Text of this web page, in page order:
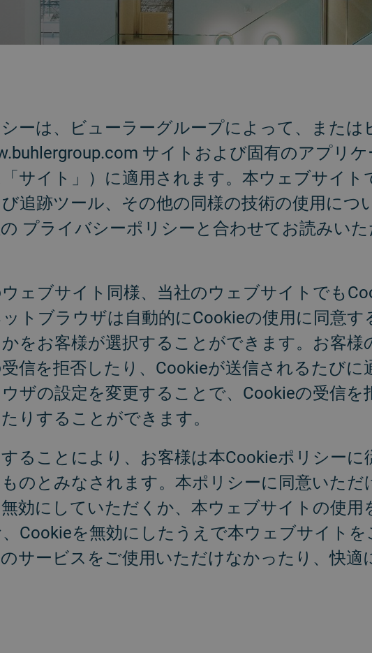
ーは、ビューラーグループによって、または
サイトおよび固有のアプリケ
サイト」）に適用されます。本ウェブサイト
追跡ツール、その他の同様の技術の使用につ
プライバシーポリシーと合わせてお読みい
ェブサイト同様、当社のウェブサイトでも
トブラウザは自動的にCookieの使用に同意す
をお客様が選択することができます。お客様
信を拒否したり、Cookieが送信されるたびに
ザの設定を変更することで、Cookieの受信を
りすることができます。
ることにより、お客様は本Cookieポリシーに
のとみなされます。本ポリシーに同意いただ
効にしていただくか、本ウェブサイトの使用
Cookieを無効にしたうえで本ウェブサイト
サービスをご使用いただけなかったり、快適